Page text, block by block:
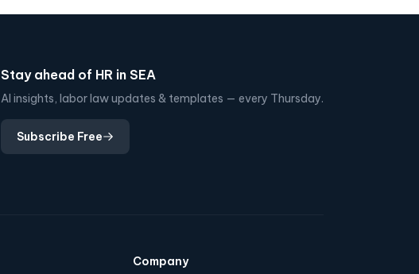
Stay ahead of HR in SEA
AI insights, labor law updates & templates — every Thursday.
Subscribe Free
Company